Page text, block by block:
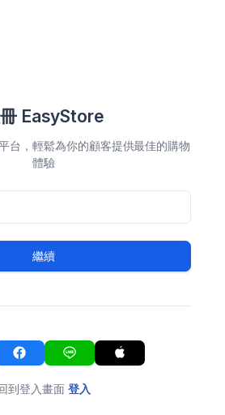
EasyStore
台，輕鬆為你的顧客提供最佳的購物
體驗
繼續
到登入畫面 登入